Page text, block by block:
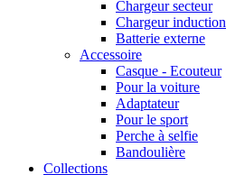
Chargeur secteur
Chargeur induction
Batterie externe
Accessoire
Casque - Ecouteur
Pour la voiture
Adaptateur
Pour le sport
Perche à selfie
Bandoulière
Collections